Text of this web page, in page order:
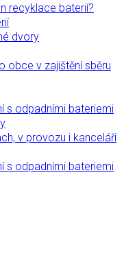
recyklace baterií?
dvory
obce v zajištění sběru
s odpadními bateriemi
v provozu i kanceláři
s odpadními bateriemi